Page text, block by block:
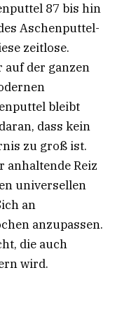
87 bis hin
Aschenputtel-
zeitlose.
der ganzen
bleibt
dass kein
zu groß ist.
anhaltende Reiz
universellen
an
anzupassen.
die auch
wird.